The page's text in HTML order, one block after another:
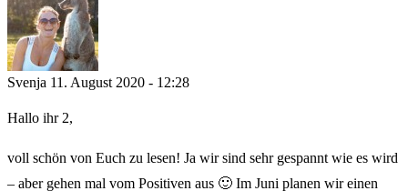
Svenja 11. August 2020 - 12:28
Hallo ihr 2,
voll schön von Euch zu lesen! Ja wir sind sehr gespannt wie es wird
– aber gehen mal vom Positiven aus 🙂 Im Juni planen wir einen